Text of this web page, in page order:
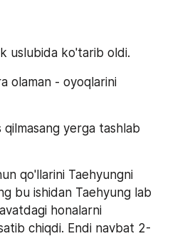
uslubida ko'tarib oldi.
olaman - oyoqlarini
yerga tashlab
qo'llarini Taehyungni
bu ishidan Taehyung lab
honalarni
chiqdi. Endi navbat 2-